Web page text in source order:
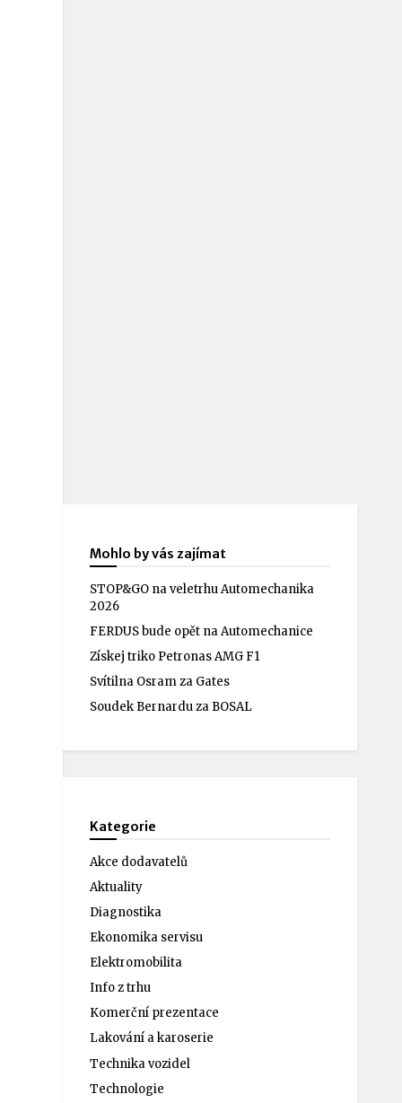
Mohlo by vás zajímat
STOP&GO na veletrhu Automechanika
2026
FERDUS bude opět na Automechanice
Získej triko Petronas AMG F1
Svítilna Osram za Gates
Soudek Bernardu za BOSAL
Kategorie
Akce dodavatelů
Aktuality
Diagnostika
Ekonomika servisu
Elektromobilita
Info z trhu
Komerční prezentace
Lakování a karoserie
Technika vozidel
Technologie